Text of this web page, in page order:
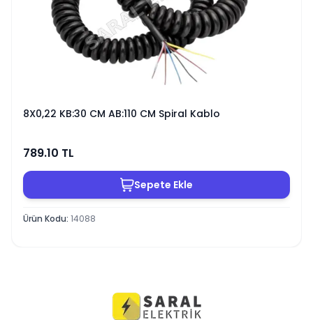
8X0,22 KB:30 CM AB:110 CM Spiral Kablo
789.10 TL
Sepete Ekle
Ürün Kodu: 14088